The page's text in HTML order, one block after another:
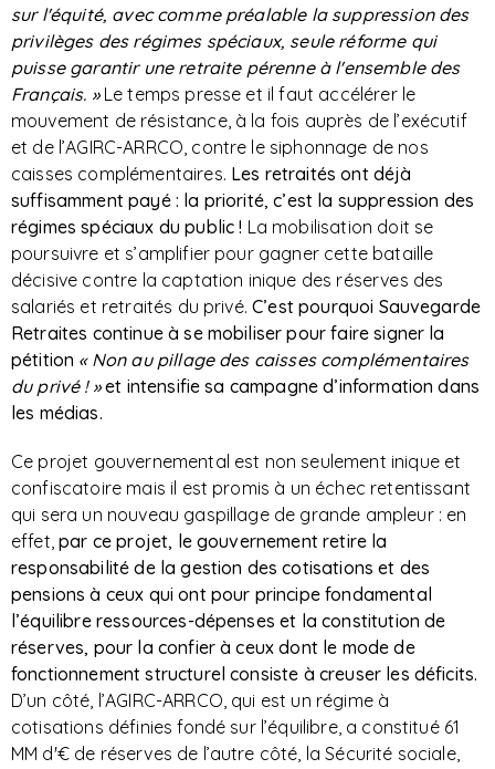
sur l'équité, avec comme préalable la suppression des
privilèges des régimes spéciaux, seule réforme qui
puisse garantir une retraite pérenne à l'ensemble des
Français. » Le temps presse et il faut accélérer le
mouvement de résistance, à la fois auprès de l’exécutif
et de l’AGIRC-ARRCO, contre le siphonnage de nos
caisses complémentaires. Les retraités ont déjà
suffisamment payé : la priorité, c’est la suppression des
régimes spéciaux du public ! La mobilisation doit se
poursuivre et s’amplifier pour gagner cette bataille
décisive contre la captation inique des réserves des
salariés et retraités du privé. C’est pourquoi Sauvegarde
Retraites continue à se mobiliser pour faire signer la
pétition « Non au pillage des caisses complémentaires
du privé ! »et intensifie sa campagne d’information dans
les médias.
Ce projet gouvernemental est non seulement inique et
confiscatoire mais il est promis à un échec retentissant
qui sera un nouveau gaspillage de grande ampleur : en
effet,par ce projet, le gouvernement retire la
responsabilité de la gestion des cotisations et des
pensions à ceux qui ont pour principe fondamental
l’équilibre ressources-dépenses et la constitution de
réserves, pour la confier à ceux dont le mode de
fonctionnement structurel consiste à creuser les déficits.
D’un côté, l’AGIRC-ARRCO, qui est un régime à
cotisations définies fondé sur l’équilibre, a constitué 61
MM d'€ de réserves de l’autre côté, la Sécurité sociale,